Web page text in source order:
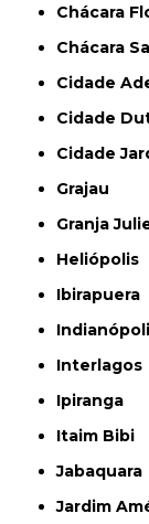
Chácara
Chácara
Cidade
Cidade
Cidade
Grajau
Granja
Heliópolis
Ibirapuera
Interlagos
Ipiranga
Itaim Bibi
Jabaquara
Jardim